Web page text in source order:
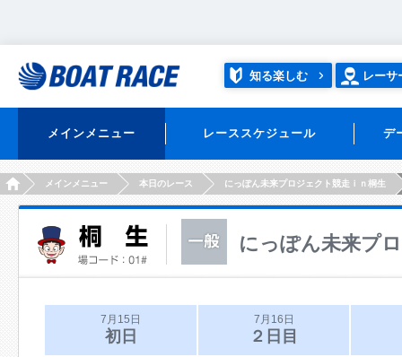
知る楽しむ レーサ
メインメニュー レーススケジュール デ
HOMEメインメニュー 本日のレース にっぽん未来プロジェクト競走ｉｎ桐生
にっぽん未来プ
7月15日
初日
7月16日
２日目